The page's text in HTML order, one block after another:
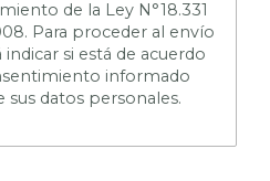
de la Ley N°18.331
Para proceder al envío
si está de acuerdo
informado
datos personales.